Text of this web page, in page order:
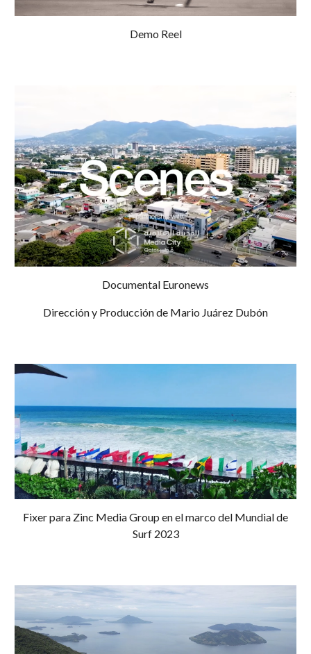
Demo Reel
Documental Euronews
Dirección y Producción de Mario Juárez Dubón
Fixer para Zinc Media Group en el marco del Mundial de
Surf 2023